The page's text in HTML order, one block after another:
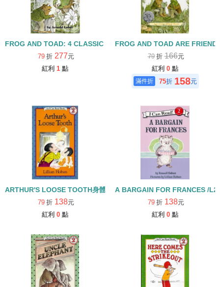
FROG AND TOAD: 4 CLASSIC STORIES OF FRIENDSHIP/I CAN
79 折 277元
紅利 1 點
FROG AND TOAD ARE
79 折166元
紅利 0 點
75折 158元
ARTHUR'S LOOSE TOOTH身體健康/ L2 [汪培珽英文書單]
79 折 138元
紅利 0 點
79 折 138元
紅利 0 點